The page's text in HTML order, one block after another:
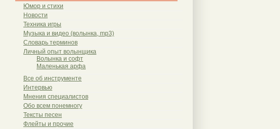
Юмор и стихи
Новости
Техника игры
Музыка и видео (волынка, mp3)
Словарь терминов
Личный опыт волынщика
Волынка и софт
Маленькая арфа
Все об инструменте
Интервью
Мнения специалистов
Обо всем понемногу
Тексты песен
Флейты и прочие